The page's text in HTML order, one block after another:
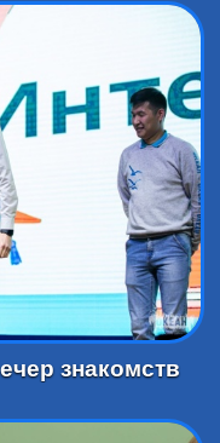
знакомств